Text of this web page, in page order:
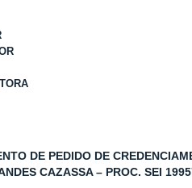
DE PEDIDO DE
CAZASSA – PROC. SEI